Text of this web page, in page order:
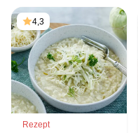
4,3
Rezept